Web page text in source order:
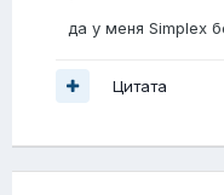
да у меня Simplex
Цитата